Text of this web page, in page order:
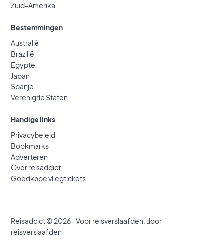
Zuid-Amerika
Bestemmingen
Australië
Brazilië
Egypte
Japan
Spanje
Verenigde Staten
Handige links
Privacybeleid
Bookmarks
Adverteren
Over reisaddict
Goedkope vliegtickets
Reisaddict © 2026 - Voor reisverslaafden, door
reisverslaafden